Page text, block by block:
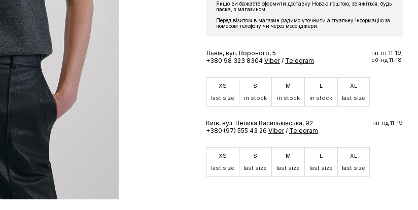
Якщо ви бажаєте оформити доставку Новою поштою, звʼяжіться, будь
ласка, з магазином.
Перед візитом в магазин радимо уточнити актуальну інформацію за
номером телефону чи через месенджери.
Львів, вул. Вороного, 5
+380 98 323 8304 Viber / Telegram
пн-пт 11-19,
сб-нд 11-18
XS
last size
S
in stock
M
in stock
L
in stock
XL
last size
Київ, вул. Велика Васильківська, 92
+380 (97) 555 43 26 Viber / Telegram
пн-нд 11-19
XS
last size
S
last size
M
last size
L
last size
XL
last size
Підпишіться на розсилку та отримайте доступ до
знижки та ексклюзивних пропозицій бренду